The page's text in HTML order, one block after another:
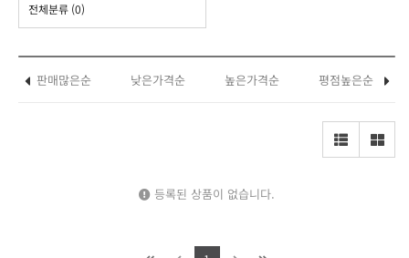
전체분류 (0)
판매많은순 낮은가격순 높은가격순 평점높은순
등록된 상품이 없습니다.